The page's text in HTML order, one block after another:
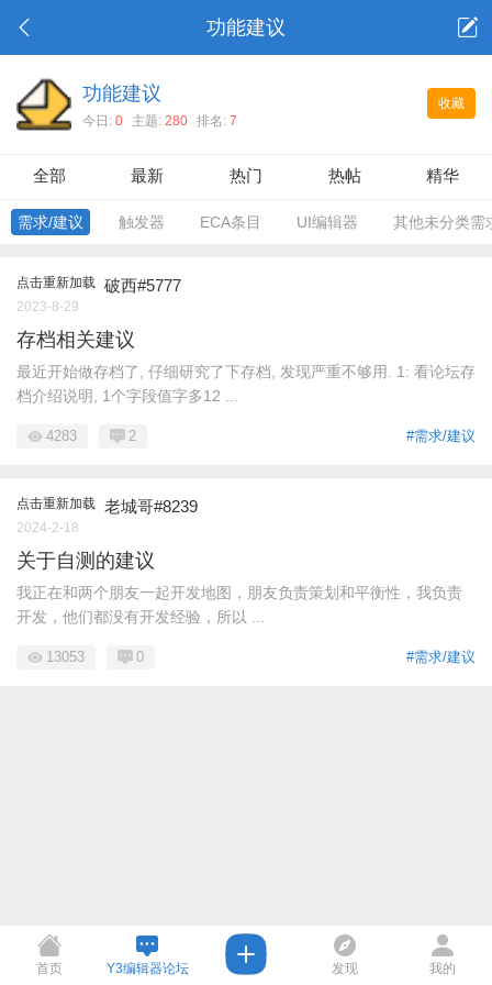
功能建议
收藏
功能建议
今日: 0 主题: 280 排名: 7
全部 最新 热门 热帖 精华
需求/建议 触发器 ECA条目 UI编辑器 其他未分类需
点击重新加载 破西#5777
2023-8-29
存档相关建议
最近开始做存档了, 仔细研究了下存档, 发现严重不够用. 1: 看论坛存
档介绍说明, 1个字段值字多12 ...
#需求/建议
4283 2
点击重新加载 老城哥#8239
2024-2-18
关于自测的建议
我正在和两个朋友一起开发地图，朋友负责策划和平衡性，我负责
开发，他们都没有开发经验，所以 ...
#需求/建议
13053 0
首页 Y3编辑器论坛 发现 我的